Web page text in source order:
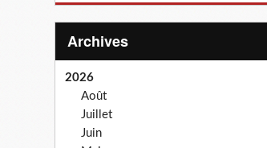
Archives
2026
Août
Juillet
Juin